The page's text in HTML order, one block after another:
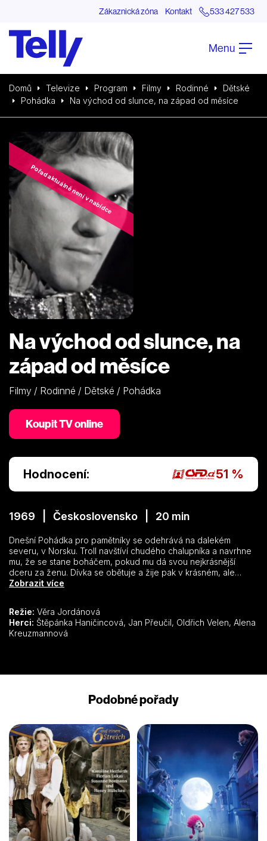
Zákaznická zóna Kontakt 533 427 533
Menu
Domů Televize Program Filmy Rodinné
Dětské
Pohádka
Na východ od slunce, na západ od měsíce
Pořad aktuálně není v nabídce
Na východ od slunce, na
západ od měsíce
Filmy / Rodinné / Dětské / Pohádka
Koupit TV online
Hodnocení: 51 %
1969 | Československo | 20 min
Dnešní Pohádka pro pamětníky se odehrává na dalekém
severu, v Norsku. Troll navštíví chudého chalupníka a navrhne
mu, že se stane boháčem, pokud mu dá svou nejkrásnější
dceru za ženu. Dívka se obětuje a žije pak v krásném, ale
prázdném zámku. Po čase se chce podívat domů, ale musí
na spícího trolla. Je to zakletý princ. Macecha ho zaklela,
protože si nechtěl vzít zlou princeznu za ženu. Dívka ho mohla
zachránit, ale porušila slib a zavinila, že princ zmizí. Nešťastná
Zobrazit více
Režie: Věra Jordánová
Herci:
Kreuzmannová
Podobné pořady